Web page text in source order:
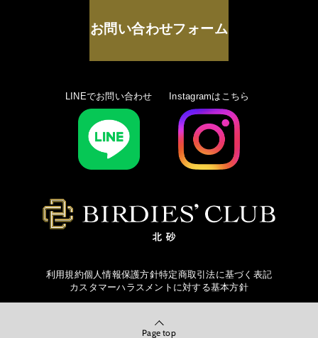
お問い合わせフォーム
LINEでお問い合わせ Instagramはこちら
利用規約個人情報保護方針特定商取引法に基づく表記
カスタマーハラスメントに対する基本方針
Page top